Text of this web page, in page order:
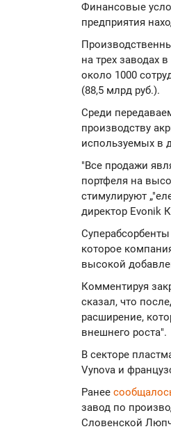
Финансовые
предприятия
на трех заводах
около 1000
(88,5 млрд руб.).
Среди
производству
используемых в
"Все продажи
портфеля на
стимулируют
директор Evonik
которое
высокой
Комментируя
сказал, что
расширение,
внешнего роста".
В секторе
Vynova и
Ранее
завод по
Словенской